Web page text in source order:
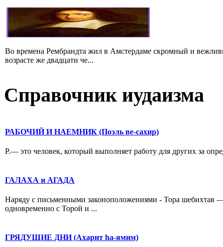
Во времена Рембрандта жил в Амстердаме скромный и
возрасте же двадцати че...
Справочник иудаизма
РАБОЧИЙ И НАЕМНИК (Поэль ве-сахир)
Р.— это человек, который выполняет работу для других за
ГАЛАХА и АГАДА
Наряду с письменными законоположениями - Тора
одновременно с Торой и ...
ГРЯДУЩИЕ ДНИ (Ахарит hа-ямим)